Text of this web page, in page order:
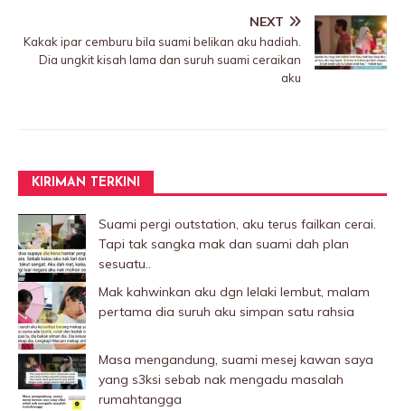
NEXT
Kakak ipar cemburu bila suami belikan aku hadiah.
Dia ungkit kisah lama dan suruh suami ceraikan
aku
KIRIMAN TERKINI
Suami pergi outstation, aku terus failkan cerai.
Tapi tak sangka mak dan suami dah plan
sesuatu..
Mak kahwinkan aku dgn lelaki Iembut, malam
pertama dia suruh aku simpan satu rahsia
Masa mengandung, suami mesej kawan saya
yang s3ksi sebab nak mengadu masalah
rumahtangga